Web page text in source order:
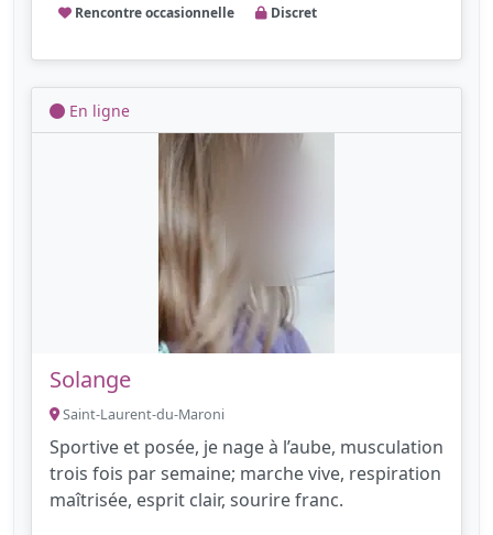
Rencontre occasionnelle Discret
En ligne
Solange
Saint-Laurent-du-Maroni
Sportive et posée, je nage à l’aube, musculation
trois fois par semaine; marche vive, respiration
maîtrisée, esprit clair, sourire franc.